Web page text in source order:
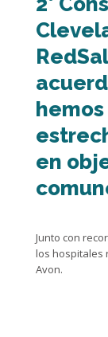
en
Junto con
los hospitales
Avon.